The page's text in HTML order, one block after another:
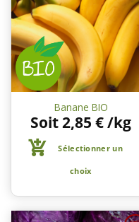
liste de
courses
Banane BIO
Soit2,85 €/kg
Sélectionner un
choix